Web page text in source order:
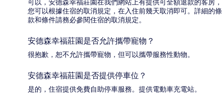
可以，安德森幸福莊園在我們網站上有提供可全額退款的客房，
您可以根據住宿的取消規定，在入住前幾天取消即可。詳細的條
款和條件請務必參閱住宿的取消規定。
安德森幸福莊園是否允許攜帶寵物？
很抱歉，恕不允許攜帶寵物，但可以攜帶服務性動物。
安德森幸福莊園是否提供停車位？
是的，住宿提供免費自助停車服務。提供電動車充電站。